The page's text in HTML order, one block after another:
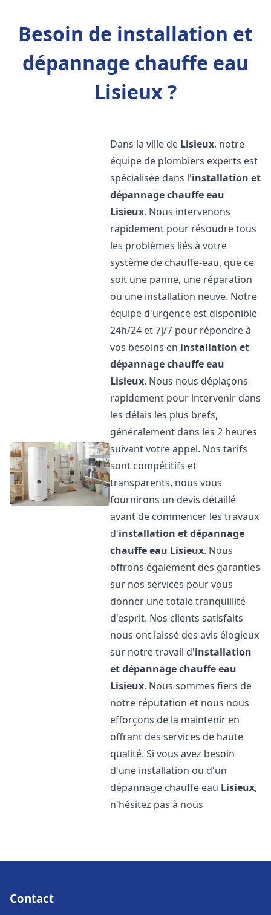
Besoin de installation et
dépannage chauffe eau
Lisieux ?
Dans la ville de Lisieux, notre
équipe de plombiers experts est
spécialisée dans l'installation et
dépannage chauffe eau
Lisieux. Nous intervenons
rapidement pour résoudre tous
les problèmes liés à votre
système de chauffe-eau, que ce
soit une panne, une réparation
ou une installation neuve. Notre
équipe d'urgence est disponible
24h/24 et 7j/7 pour répondre à
vos besoins en installation et
dépannage chauffe eau
Lisieux. Nous nous déplaçons
rapidement pour intervenir dans
les délais les plus brefs,
généralement dans les 2 heures
suivant votre appel. Nos tarifs
sont compétitifs et
transparents, nous vous
fournirons un devis détaillé
avant de commencer les travaux
d'installation et dépannage
chauffe eau Lisieux. Nous
offrons également des garanties
sur nos services pour vous
donner une totale tranquillité
d'esprit. Nos clients satisfaits
nous ont laissé des avis élogieux
sur notre travail d'installation
et dépannage chauffe eau
Lisieux. Nous sommes fiers de
notre réputation et nous nous
efforçons de la maintenir en
offrant des services de haute
qualité. Si vous avez besoin
d'une installation ou d'un
dépannage chauffe eau Lisieux,
n'hésitez pas à nous
Contact